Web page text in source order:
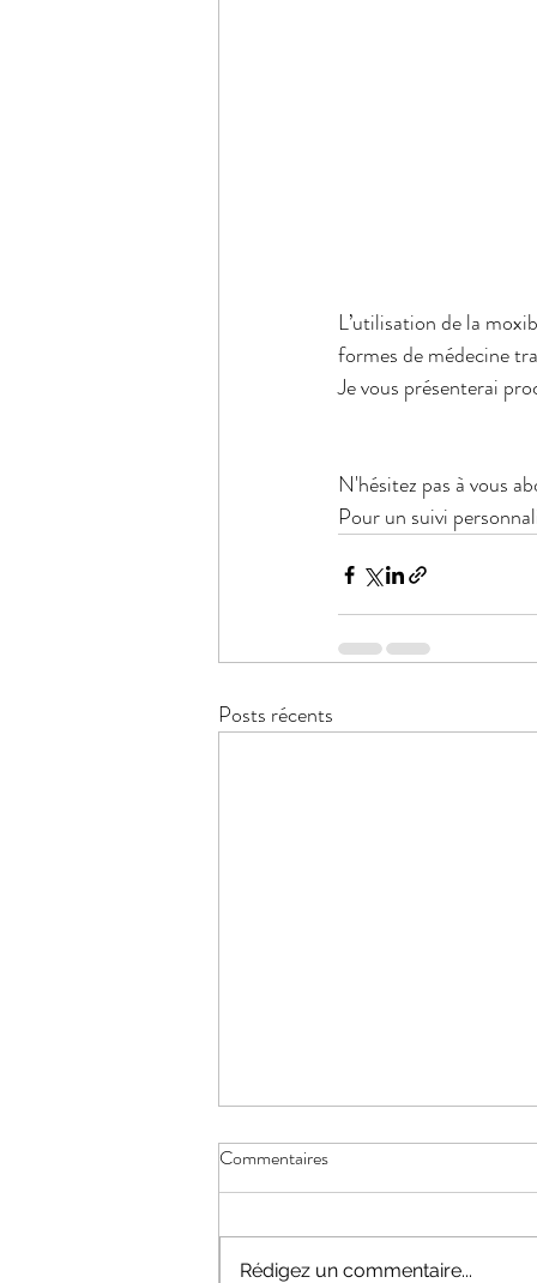
L’utilisation de la
formes de médecine
Je vous présenterai
N'hésitez pas à vous
Pour un suivi
Posts récents
Santé respiratoire
Commentaires
Rédigez un commentaire...